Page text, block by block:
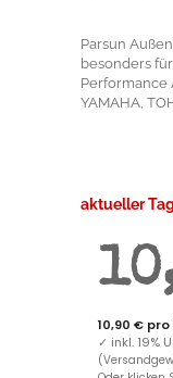
Parsun
besonders
Performance
YAMAHA,
aktueller
10,90 € pro
✓ inkl. 19%